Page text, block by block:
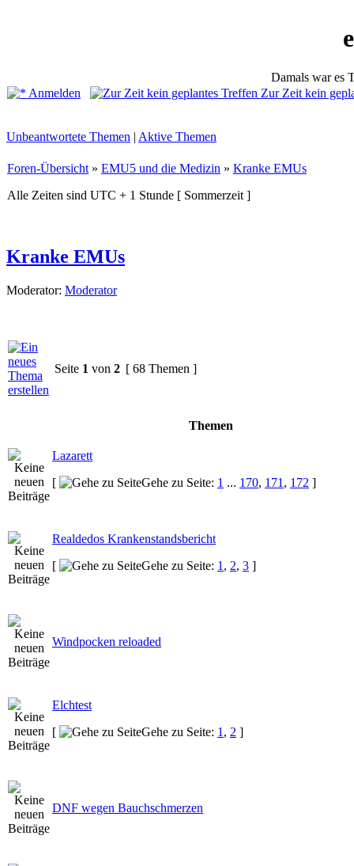
Damals war es
Anmelden
Zur Zeit kein
Unbeantwortete Themen | Aktive Themen
Foren-Übersicht » EMU5 und die Medizin » Kranke EMUs
Alle Zeiten sind UTC + 1 Stunde [ Sommerzeit ]
Kranke EMUs
Moderator: Moderator
Seite 1 von 2 [ 68 Themen ]
Themen
Lazarett
[
Gehe zu Seite: 1 ... 170, 171 , 172 ]
Realdedos Krankenstandsbericht
[
Gehe zu Seite: 1 , 2, 3 ]
Windpocken reloaded
Elchtest
[
Gehe zu Seite: 1 , 2 ]
DNF wegen Bauchschmerzen